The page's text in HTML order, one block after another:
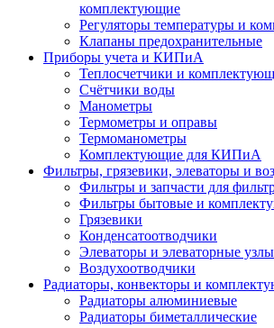
комплектующие
Регуляторы температуры и
Клапаны предохранительные
Приборы учета и КИПиА
Теплосчетчики и
Счётчики воды
Манометры
Термометры и оправы
Термоманометры
Комплектующие для КИПиА
Фильтры, грязевики, элеваторы и
Фильтры и запчасти для
Фильтры бытовые и
Грязевики
Конденсатоотводчики
Элеваторы и элеваторные узлы
Воздухоотводчики
Радиаторы, конвекторы и
Радиаторы алюминиевые
Радиаторы биметаллические